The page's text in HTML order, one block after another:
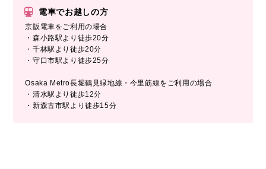
電車でお越しの方
京阪電車をご利用の場合
・森小路駅より徒歩20分
・千林駅より徒歩20分
・守口市駅より徒歩25分
Osaka Metro長堀鶴見緑地線・今里筋線をご利用の場合
・清水駅より徒歩12分
・新森古市駅より徒歩15分